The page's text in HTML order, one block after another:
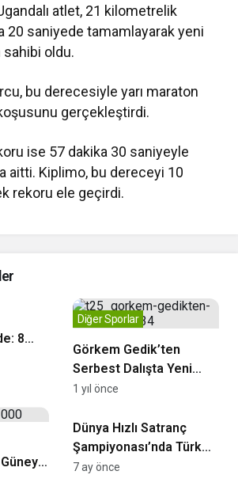
atlet, 21 kilometrelik
20 saniyede tamamlayarak yeni
oldu.
bu derecesiyle yarı maraton
gerçekleştirdi.
ise 57 dakika 30 saniyeyle
aitti. Kiplimo, bu dereceyi 10
rekoru ele geçirdi.
8
Başar
Görkem Gedik’ten
Serbest Dalışta Yeni
Türkiye Rekoru!
Diğer Sporlar
1 yıl önce
Güney
Dünya Hızlı Satranç
Şampiyonası’nda Türk
Sporculardan Önemli
Diğer Sporlar
7 ay önce